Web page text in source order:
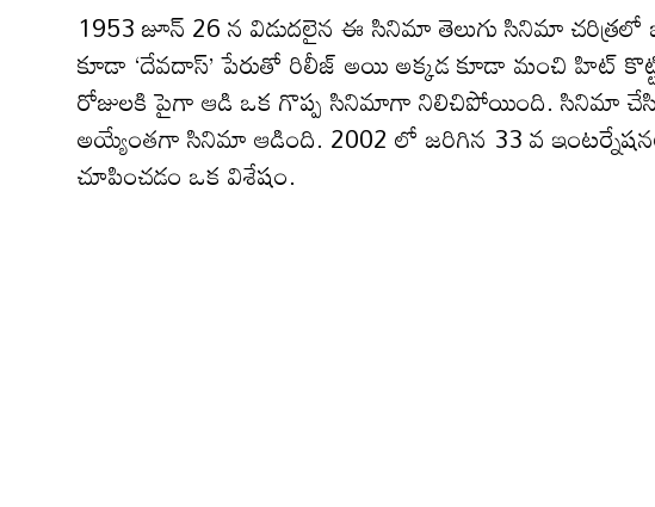
1953 జూన్ 26 న విడుదలైన ఈ సినిమా తెలుగు సినిమా
కూడా ‘దేవదాస్’ పేరుతో రిలీజ్ అయి అక్కడ కూడా మంచి హిట్
రోజులకి పైగా ఆడి ఒక గొప్ప సినిమాగా నిలిచిపోయింది. సినిమా
అయ్యేంతగా సినిమా ఆడింది. 2002 లో జరిగిన 33 వ
చూపించడం ఒక విశేషం.